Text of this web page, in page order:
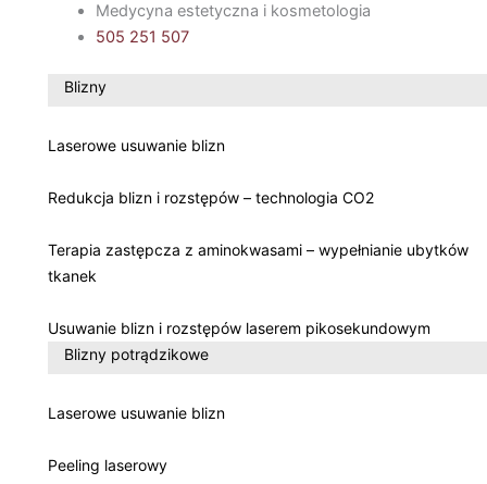
Medycyna estetyczna i kosmetologia
505 251 507
Blizny
Laserowe usuwanie blizn
Redukcja blizn i rozstępów – technologia CO2
Terapia zastępcza z aminokwasami – wypełnianie ubytków
tkanek
Usuwanie blizn i rozstępów laserem pikosekundowym
Blizny potrądzikowe
Laserowe usuwanie blizn
Peeling laserowy